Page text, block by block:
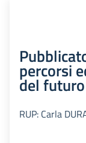
percorsi
del futuro
RUP: Carla